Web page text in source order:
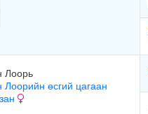
Лоорь
өсгий цагаан